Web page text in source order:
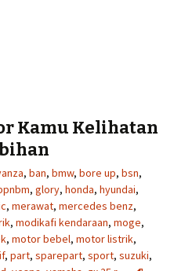
Kamu Kelihatan
, ban, bmw, bore up, bsn,
, glory, honda, hyundai,
, merawat, mercedes benz,
, modikafi kendaraan, moge,
, motor bebel, motor listrik,
, part, sparepart, sport, suzuki,